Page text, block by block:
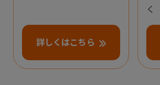
詳しくはこちら
く